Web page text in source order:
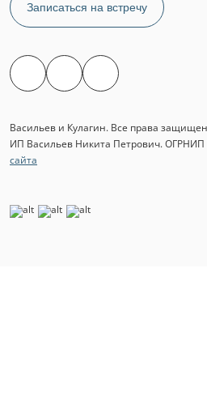
Записаться на встречу
Васильев и Кулагин. Все права
ИП Васильев Никита Петрович. ОГРНИП
сайта